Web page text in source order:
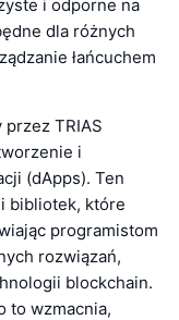
i odporne na
dla różnych
łańcuchem
TRIAS
i
(dApps). Ten
bibliotek, które
programistom
rozwiązań,
blockchain.
to wzmacnia,